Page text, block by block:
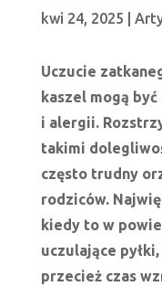
kwi 24, 2025
Uczucie
kaszel mogą
i alergii.
takimi
często trudny
rodziców.
kiedy to w
uczulające
przecież czas